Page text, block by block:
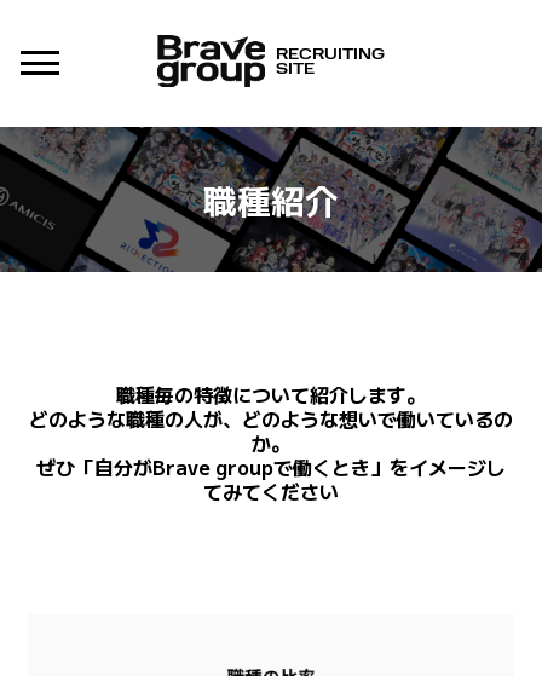
RECRUITING
SITE
職種紹介
職種毎の特徴について紹介します。
どのような職種の人が、どのような想いで働いているの
か。
ぜひ「自分がBrave groupで働くとき」をイメージし
てみてください